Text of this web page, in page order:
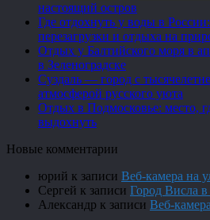
настоящий остров
Где отдохнуть у воды в
перезагрузки и отдыха на
Отдых у Балтийского моря в
в Зеленоградске
Суздаль — город с
атмосферой русского уюта
Отдых в Подмосковье: место,
выдохнуть
Новые комментарии
юрий к записи Веб-камера на
Сергей к записи Город Висла
Александр к записи Веб-